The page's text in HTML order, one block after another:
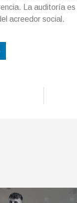
La auditoría
acreedor social.